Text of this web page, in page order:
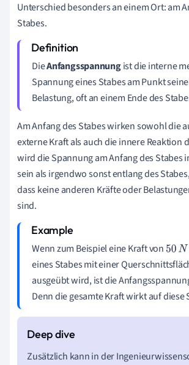
Unterschied besonders an einem Ort: am
Stabes.
DieAnfangsspannungist die interne
Spannung eines Stabes am Punkt
Belastung, oft an einem Ende des
Am Anfang des Stabes wirken sowohl die
externe Kraft als auch die innere Reaktion
wird die Spannung am Anfang des Stabes
sein als irgendwo sonst entlang des
dass keine anderen Kräfte oder
sind.
Wenn zum Beispiel eine Kraft von 50N
eines Stabes mit einer
ausgeübt wird, ist die
Denn die gesamte Kraft wirkt auf diese
Zusätzlich kann in der